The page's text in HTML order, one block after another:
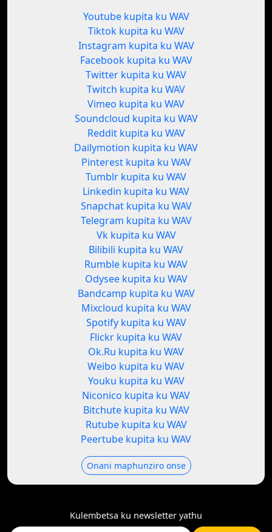
Youtube kupita ku WAV
Tiktok kupita ku WAV
Instagram kupita ku WAV
Facebook kupita ku WAV
Twitter kupita ku WAV
Twitch kupita ku WAV
Vimeo kupita ku WAV
Soundcloud kupita ku WAV
Reddit kupita ku WAV
Dailymotion kupita ku WAV
Pinterest kupita ku WAV
Tumblr kupita ku WAV
Linkedin kupita ku WAV
Snapchat kupita ku WAV
Telegram kupita ku WAV
Vk kupita ku WAV
Bilibili kupita ku WAV
Rumble kupita ku WAV
Odysee kupita ku WAV
Bandcamp kupita ku WAV
Mixcloud kupita ku WAV
Spotify kupita ku WAV
Flickr kupita ku WAV
Ok.Ru kupita ku WAV
Weibo kupita ku WAV
Youku kupita ku WAV
Niconico kupita ku WAV
Bitchute kupita ku WAV
Rutube kupita ku WAV
Peertube kupita ku WAV
Onani maphunziro onse
Kulembetsa ku newsletter yathu